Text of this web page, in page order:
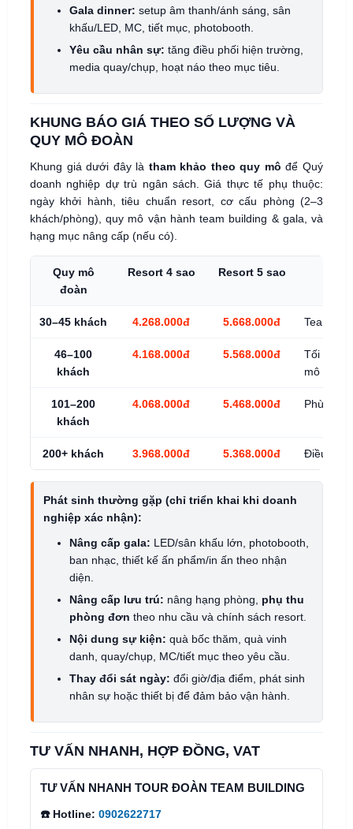
Gala dinner: setup âm thanh/ánh sáng, sân
khấu/LED, MC, tiết mục, photobooth.
Yêu cầu nhân sự: tăng điều phối hiện trường,
media quay/chụp, hoạt náo theo mục tiêu.
KHUNG BÁO GIÁ THEO SỐ LƯỢNG VÀ
QUY MÔ ĐOÀN
Khung giá dưới đây là tham khảo theo quy mô để Quý
doanh nghiệp dự trù ngân sách. Giá thực tế phụ thuộc:
ngày khởi hành, tiêu chuẩn resort, cơ cấu phòng (2–3
khách/phòng), quy mô vận hành team building & gala, và
hạng mục nâng cấp (nếu có).
Quy mô
đoàn
Resort 4 sao Resort 5 sao
30–45 khách 4.268.000đ 5.668.000đ Team
46–100
khách
4.168.000đ 5.568.000đ
Tối ưu
mô
101–200
khách
4.068.000đ 5.468.000đ Phù hợp
200+ khách 3.968.000đ 5.368.000đ Điều phối
Phát sinh thường gặp (chỉ triển khai khi doanh
nghiệp xác nhận):
Nâng cấp gala: LED/sân khấu lớn, photobooth,
ban nhạc, thiết kế ấn phẩm/in ấn theo nhận
diện.
Nâng cấp lưu trú: nâng hạng phòng, phụ thu
phòng đơn theo nhu cầu và chính sách resort.
Nội dung sự kiện: quà bốc thăm, quà vinh
danh, quay/chụp, MC/tiết mục theo yêu cầu.
Thay đổi sát ngày: đổi giờ/địa điểm, phát sinh
nhân sự hoặc thiết bị để đảm bảo vận hành.
TƯ VẤN NHANH, HỢP ĐỒNG, VAT
TƯ VẤN NHANH TOUR ĐOÀN TEAM BUILDING
☎️ Hotline: 0902622717